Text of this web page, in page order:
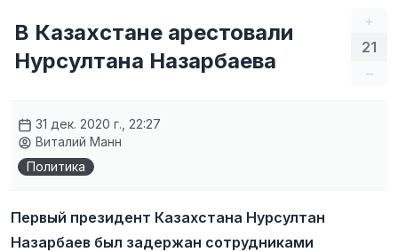
+
21
–
В Казахстане арестовали
Нурсултана Назарбаева
31 дек. 2020 г., 22:27
Виталий Манн
Политика
Первый президент Казахстана Нурсултан
Назарбаев был задержан сотрудниками